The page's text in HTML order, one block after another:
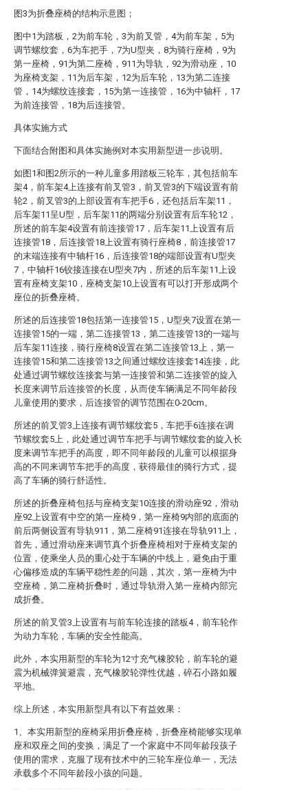
图3为折叠座椅的结构示意图；
图中1为踏板，2为前车轮，3为前叉管，4为前车架，5为
调节螺纹套，6为车把手，7为U型夹，8为骑行座椅，9为
第一座椅，91为第二座椅，911为导轨，92为滑动座，10
为座椅支架，11为后车架，12为后车轮，13为第二连接
管，14为螺纹连接套，15为第一连接管，16为中轴杆，17
为前连接管，18为后连接管。
具体实施方式
下面结合附图和具体实施例对本实用新型进一步说明。
如图1和图2所示的一种儿童多用踏板三轮车，其包括前车
架4，前车架4上连接有前叉管3，前叉管3的下端设置有前
轮2，前叉管3的上部设置有车把手6，还包括后车架11，
后车架11呈U型，后车架11的两端分别设置有后车轮12，
所述的前车架4设置有前连接管17，后车架11上设置有后
连接管18，后连接管18上设置有骑行座椅8，前连接管17
的末端连接有中轴杆16，后连接管18的端部设置有U型夹
7，中轴杆16铰接连接在U型夹7内，所述的后车架11上设
置有座椅支架10，座椅支架10上设置有可以打开形成两个
座位的折叠座椅。
所述的后连接管18包括第一连接管15，U型夹7设置在第一
连接管15的一端，第二连接管13，第二连接管13的一端与
后车架11连接，骑行座椅8设置在第二连接管13上，第一
连接管15和第二连接管13之间通过螺纹连接套14连接，此
处通过调节螺纹连接套与第一连接管和第二连接管的旋入
长度来调节后连接管的长度，从而使车辆满足不同年龄段
儿童使用的要求，后连接管的调节范围在0-20cm。
所述的前叉管3上连接有调节螺纹套5，车把手6连接在调
节螺纹套5上，此处通过调节车把手与调节螺纹套的旋入长
度来调节车把手的高度，即不同年龄段的儿童可以根据身
高的不同来调节车把手的高度，获得最佳的骑行方式，提
高了车辆的骑行舒适性。
所述的折叠座椅包括与座椅支架10连接的滑动座92，滑动
座92上设置有中空的第一座椅9，第一座椅9内部的底面的
前后两侧设置有导轨911，第二座椅91连接在导轨911上，
首先，通过滑动座来调节真个折叠座椅相对于座椅支架的
位置，使乘坐人员的重心处于车辆的中线上，避免由于重
心偏移造成的车辆平稳性差的问题，其次，第一座椅为中
空座椅，第二座椅折叠时，通过导轨滑入第一座椅内部完
成折叠。
所述的前叉管3上设置有与前车轮连接的踏板4，前车轮作
为动力车轮，车辆的安全性能高。
此外，本实用新型的车轮为12寸充气橡胶轮，前车轮的避
震为机械弹簧避震，充气橡胶轮弹性优越，碎石小路如履
平地。
综上所述，本实用新型具有以下有益效果：
1、本实用新型的座椅采用折叠座椅，折叠座椅能够实现单
座和双座之间的变换，满足了一个家庭中不同年龄段孩子
使用的需求，克服了现有技术中的三轮车座位单一，无法
承载多个不同年龄段小孩的问题。